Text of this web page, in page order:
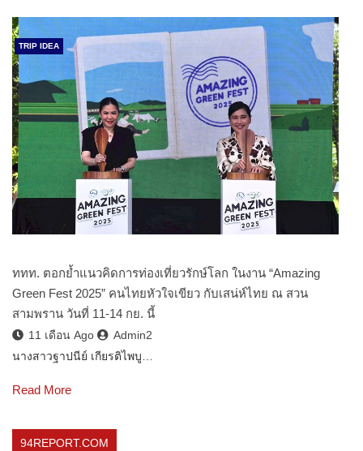
TRIP IDEA
ททท. ตอกย้ำแนวคิดการท่องเที่ยวรักษ์โลก ในงาน “Amazing
Green Fest 2025” คนไทยหัวใจเขียว กับเสน่ห์ไทย ณ สวน
สามพราน วันที่ 11-14 กย. นี้
11 เดือน Ago
Admin2
นางสาวฐาปนีย์ เกียรติไพบู…
Read More
94REPORT.COM